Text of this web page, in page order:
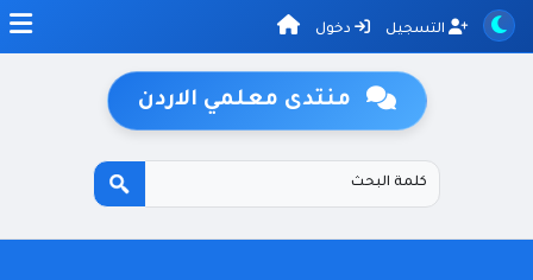
التسجيل دخول
منتدى معلمي الاردن